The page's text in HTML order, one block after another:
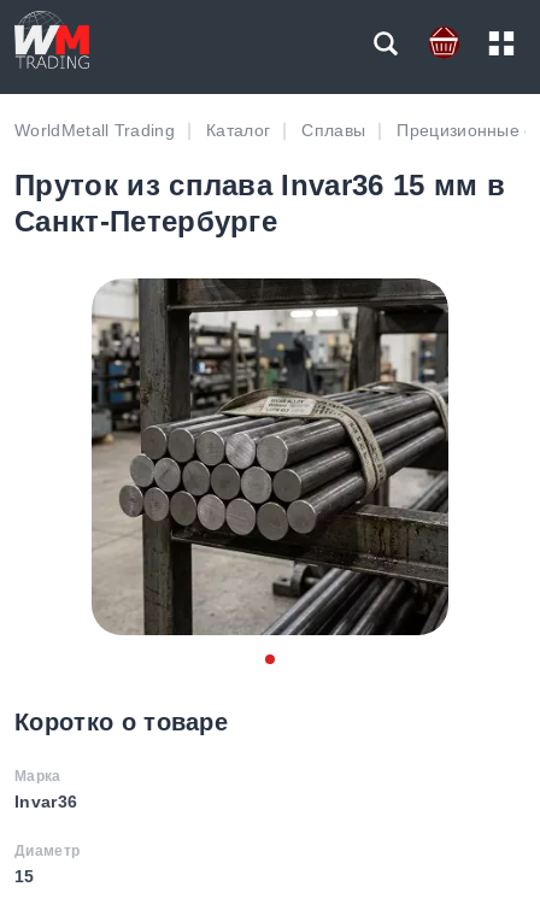
WorldMetall Trading Каталог Сплавы Прецизионные
Пруток из сплава Invar36 15 мм в
Санкт-Петербурге
Коротко о товаре
Марка
Invar36
Диаметр
15